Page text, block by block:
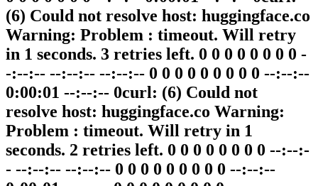
(6) Could not resolve host: huggingface.co
Warning: Problem : timeout. Will retry
in 1 seconds. 3 retries left. 0 0 0 0 0 0 0 0 -
-:--:-- --:--:-- --:--:-- 0 0 0 0 0 0 0 0 0 --:--:--
0:00:01 --:--:-- 0curl: (6) Could not
resolve host: huggingface.co Warning:
Problem : timeout. Will retry in 1
seconds. 2 retries left. 0 0 0 0 0 0 0 0 --:--:-
- --:--:-- --:--:-- 0 0 0 0 0 0 0 0 0 --:--:--